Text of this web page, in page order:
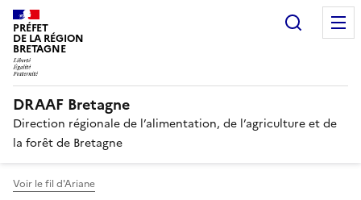
PRÉFET
DE LA RÉGION
BRETAGNE
DRAAF Bretagne
Direction régionale de l’alimentation, de l’agriculture et de
la forêt de Bretagne
Voir le fil d'Ariane